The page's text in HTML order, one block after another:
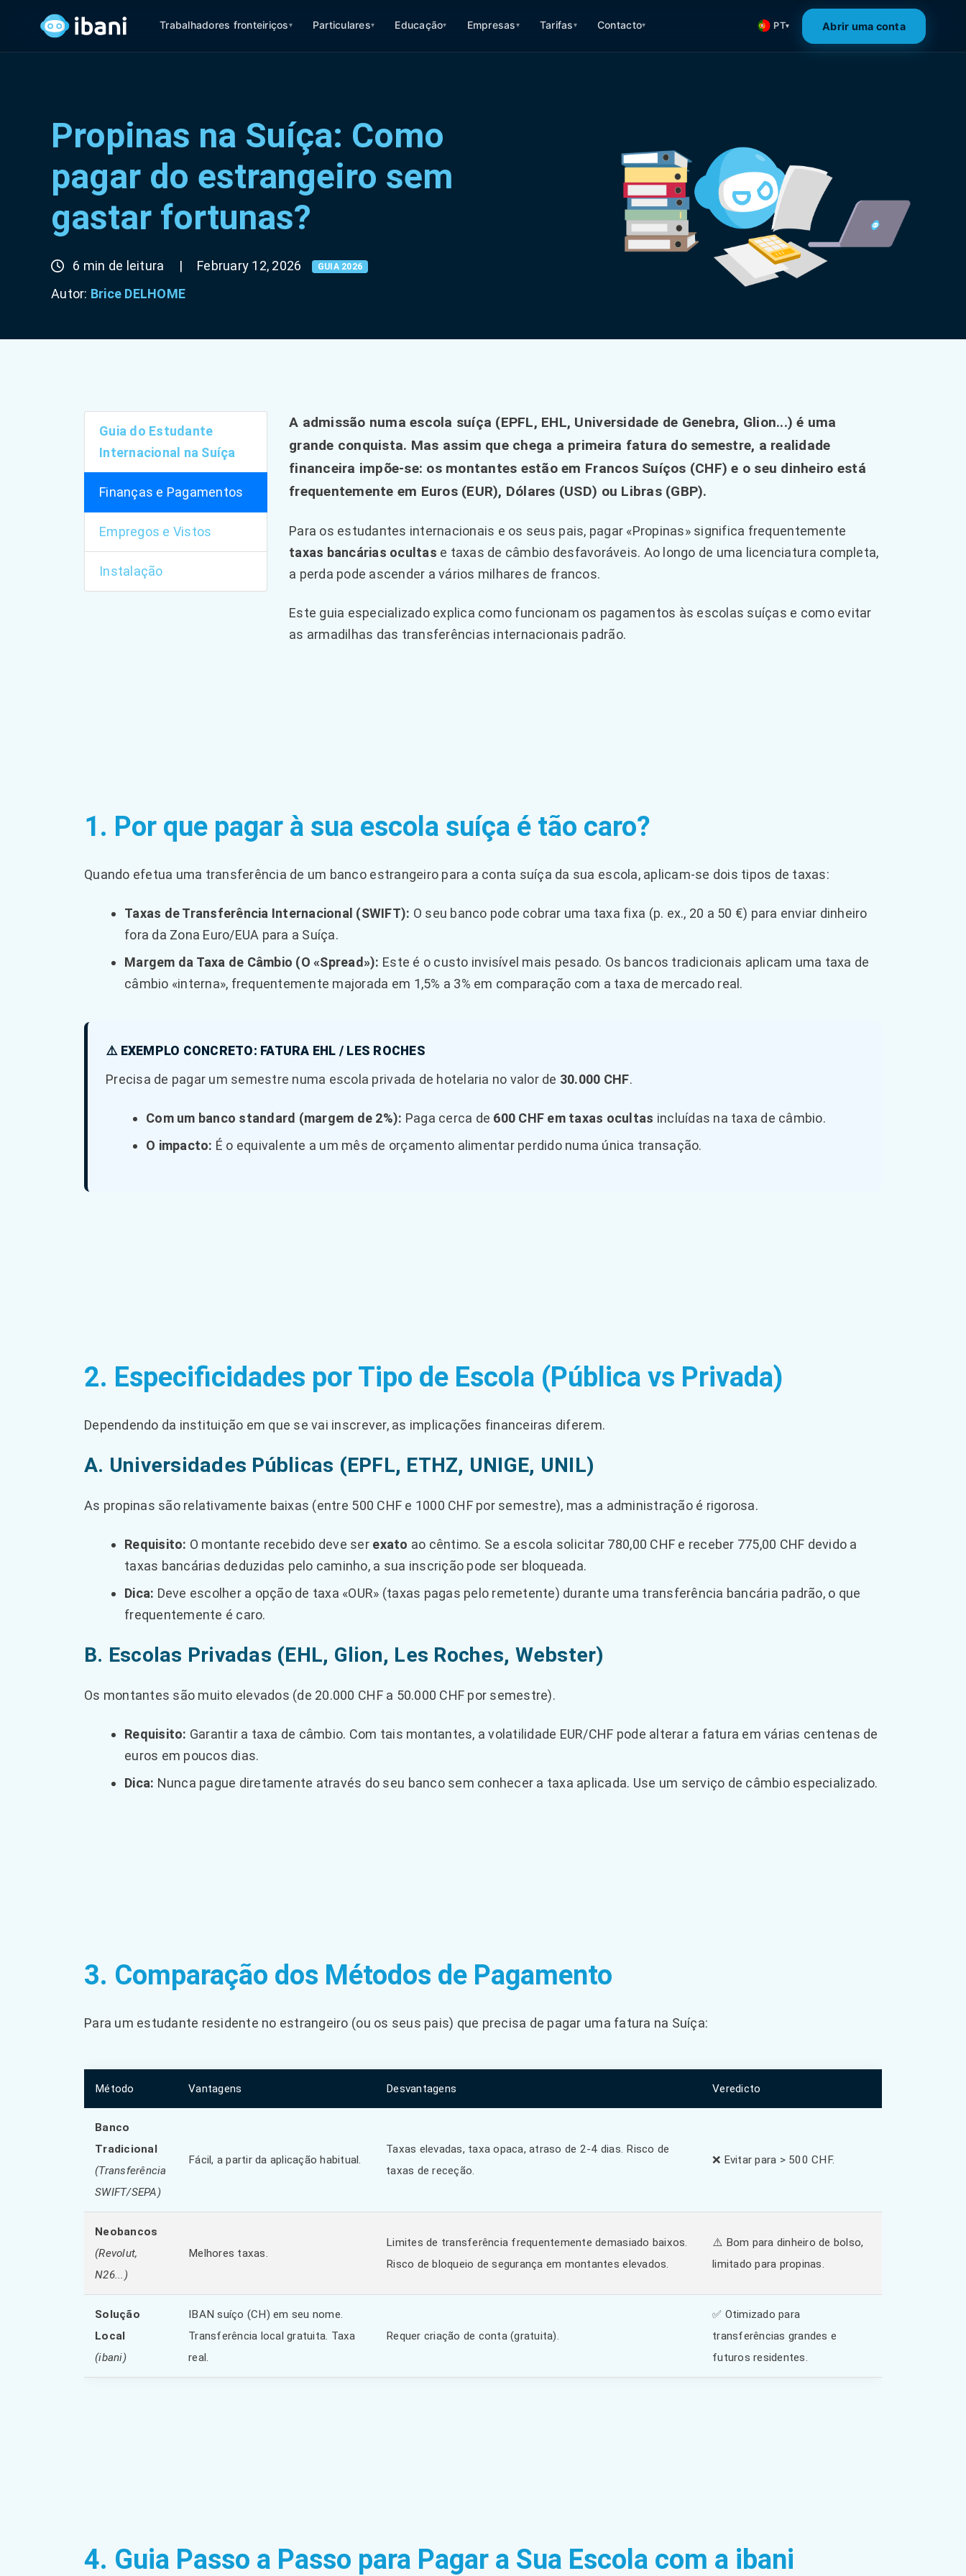
Trabalhadores fronteiriços▾ Particulares▾ Educação▾ Empresas▾ Tarifas▾ Contacto▾ PT▾ Abrir uma conta
Propinas na Suíça: Como
pagar do estrangeiro sem
gastar fortunas?
6 min de leitura | February 12, 2026 GUIA 2026
Autor: Brice DELHOME
Guia do Estudante
Internacional na Suíça
Finanças e Pagamentos
Empregos e Vistos
Instalação
A admissão numa escola suíça (EPFL, EHL, Universidade de Genebra, Glion...) é uma
grande conquista. Mas assim que chega a primeira fatura do semestre, a realidade
financeira impõe-se: os montantes estão em Francos Suíços (CHF) e o seu dinheiro está
frequentemente em Euros (EUR), Dólares (USD) ou Libras (GBP).
Para os estudantes internacionais e os seus pais, pagar «Propinas» significa frequentemente
taxas bancárias ocultas e taxas de câmbio desfavoráveis. Ao longo de uma licenciatura completa,
a perda pode ascender a vários milhares de francos.
Este guia especializado explica como funcionam os pagamentos às escolas suíças e como evitar
as armadilhas das transferências internacionais padrão.
1. Por que pagar à sua escola suíça é tão caro?
Quando efetua uma transferência de um banco estrangeiro para a conta suíça da sua escola, aplicam-se dois tipos de taxas:
Taxas de Transferência Internacional (SWIFT): O seu banco pode cobrar uma taxa fixa (p. ex., 20 a 50 €) para enviar dinheiro
fora da Zona Euro/EUA para a Suíça.
Margem da Taxa de Câmbio (O «Spread»): Este é o custo invisível mais pesado. Os bancos tradicionais aplicam uma taxa de
câmbio «interna», frequentemente majorada em 1,5% a 3% em comparação com a taxa de mercado real.
⚠️ EXEMPLO CONCRETO: FATURA EHL / LES ROCHES
Precisa de pagar um semestre numa escola privada de hotelaria no valor de 30.000 CHF.
Com um banco standard (margem de 2%): Paga cerca de 600 CHF em taxas ocultas incluídas na taxa de câmbio.
O impacto: É o equivalente a um mês de orçamento alimentar perdido numa única transação.
2. Especificidades por Tipo de Escola (Pública vs Privada)
Dependendo da instituição em que se vai inscrever, as implicações financeiras diferem.
A. Universidades Públicas (EPFL, ETHZ, UNIGE, UNIL)
As propinas são relativamente baixas (entre 500 CHF e 1000 CHF por semestre), mas a administração é rigorosa.
Requisito: O montante recebido deve ser exato ao cêntimo. Se a escola solicitar 780,00 CHF e receber 775,00 CHF devido a
taxas bancárias deduzidas pelo caminho, a sua inscrição pode ser bloqueada.
Dica: Deve escolher a opção de taxa «OUR» (taxas pagas pelo remetente) durante uma transferência bancária padrão, o que
frequentemente é caro.
B. Escolas Privadas (EHL, Glion, Les Roches, Webster)
Os montantes são muito elevados (de 20.000 CHF a 50.000 CHF por semestre).
Requisito: Garantir a taxa de câmbio. Com tais montantes, a volatilidade EUR/CHF pode alterar a fatura em várias centenas de
euros em poucos dias.
Dica: Nunca pague diretamente através do seu banco sem conhecer a taxa aplicada. Use um serviço de câmbio especializado.
3. Comparação dos Métodos de Pagamento
Para um estudante residente no estrangeiro (ou os seus pais) que precisa de pagar uma fatura na Suíça:
Método Vantagens Desvantagens Veredicto
Banco
Tradicional
(Transferência
SWIFT/SEPA)
Fácil, a partir da aplicação habitual.
Taxas elevadas, taxa opaca, atraso de 2-4 dias. Risco de
taxas de receção.
❌ Evitar para > 500 CHF.
Neobancos
(Revolut,
N26...)
Melhores taxas.
Limites de transferência frequentemente demasiado baixos.
Risco de bloqueio de segurança em montantes elevados.
⚠️ Bom para dinheiro de bolso,
limitado para propinas.
Solução
Local
(ibani)
IBAN suíço (CH) em seu nome.
Transferência local gratuita. Taxa
real.
Requer criação de conta (gratuita).
✅ Otimizado para
transferências grandes e
futuros residentes.
4. Guia Passo a Passo para Pagar a Sua Escola com a ibani